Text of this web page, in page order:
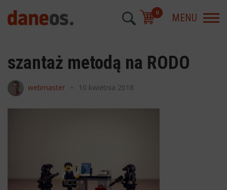
MENU
0
szantaż metodą na RODO
webmaster 10 kwietnia 2018